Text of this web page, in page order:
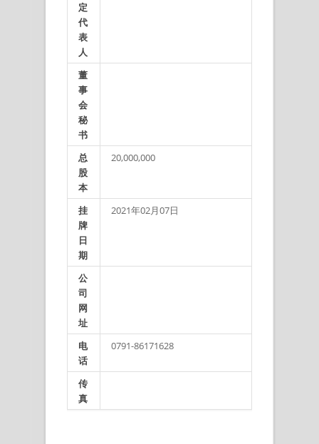
定
代
表
人
董
事
会
秘
书
总
股
本
20,000,000
挂
牌
日
期
2021年02月07日
公
司
网
址
电
话
0791-86171628
传
真